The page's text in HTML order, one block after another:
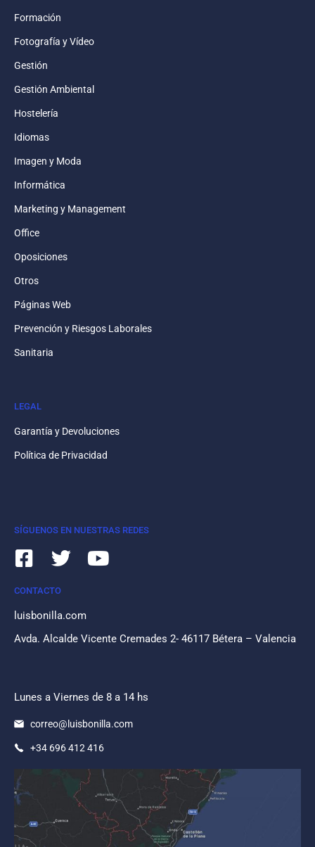
Formación
Fotografía y Vídeo
Gestión
Gestión Ambiental
Hostelería
Idiomas
Imagen y Moda
Informática
Marketing y Management
Office
Oposiciones
Otros
Páginas Web
Prevención y Riesgos Laborales
Sanitaria
LEGAL
Garantía y Devoluciones
Política de Privacidad
SÍGUENOS EN NUESTRAS REDES
CONTACTO
luisbonilla.com
Avda. Alcalde Vicente Cremades 2- 46117 Bétera – Valencia
Lunes a Viernes de 8 a 14 hs
correo@luisbonilla.com
+34 696 412 416